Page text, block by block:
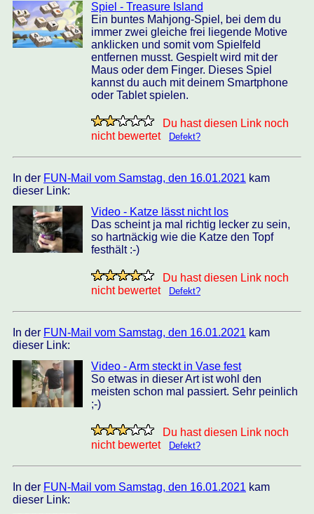
Spiel - Treasure Island
Ein buntes Mahjong-Spiel, bei dem du
immer zwei gleiche frei liegende Motive
anklicken und somit vom Spielfeld
entfernen musst. Gespielt wird mit der
Maus oder dem Finger. Dieses Spiel
kannst du auch mit deinem Smartphone
oder Tablet spielen.
Du hast diesen Link noch
nicht bewertet
Defekt?
In der FUN-Mail vom Samstag, den 16.01.2021 kam
dieser Link:
Video - Katze lässt nicht los
Das scheint ja mal richtig lecker zu sein,
so hartnäckig wie die Katze den Topf
festhält :-)
Du hast diesen Link noch
nicht bewertet
Defekt?
In der FUN-Mail vom Samstag, den 16.01.2021 kam
dieser Link:
Video - Arm steckt in Vase fest
So etwas in dieser Art ist wohl den
meisten schon mal passiert. Sehr peinlich
;-)
Du hast diesen Link noch
nicht bewertet
Defekt?
In der FUN-Mail vom Samstag, den 16.01.2021 kam
dieser Link: